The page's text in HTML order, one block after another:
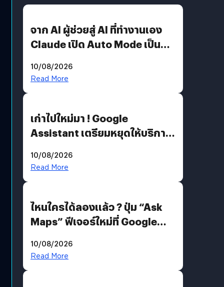
จาก AI ผู้ช่วยสู่ AI ที่ทำงานเอง
Claude เปิด Auto Mode เป็นค่า
10/08/2026
Read More
เก่าไปใหม่มา ! Google
Assistant เตรียมหยุดให้บริการ
แทน
10/08/2026
Read More
ไหนใครได้ลองแล้ว ? ปุ่ม “Ask
Maps” ฟีเจอร์ใหม่ที่ Google
คุยกับแผนที่ได้แล้ว
10/08/2026
Read More